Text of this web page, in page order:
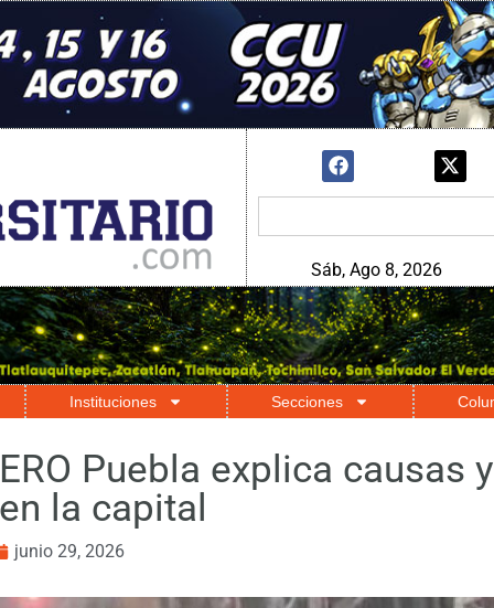
Sáb, Ago 8, 2026
Instituciones Secciones
Puebla explica causas
la capital
junio 29, 2026